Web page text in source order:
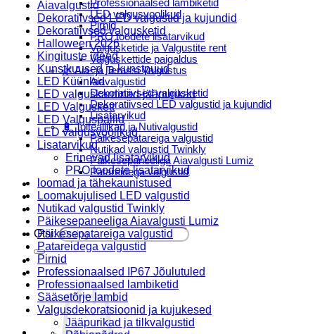
Professionaalsed lambiketid
LED valgusvoolikud
Pirnid
PRO toodete lisatarvikud
Valgusketide ja Valgustite rent
Valguskettide paigaldus
🌿 Aia- ja Terassi Valgustus
Aiavalgustid
Dekoratiivsed valgusketid
Dekoratiivsed LED valgustid ja kujundid
Lisatarvikud
🔋 Toiteallikad ja Nutivalgustid
Päikesepatareiga valgustid
Nutikad valgustid Twinkly
Päikesepaneeliga Aiavalgusti Lumiz
Patareidega valgustid
Päikeselaternad Lumiz
Valguskettide paigaldus
Blogi
Otsi:
Aiavalgustid
Dekoratiivsed LED valgustid ja kujundid
Dekoratiivsed valgusketid
Halloween 2026
Kingituste ideed
Kunstkuused ja kunstpuud
LED Küünlad
LED valguskardinad-jääpurikad
LED Valguskett
LED Valguspallid
LED valgusvoolikud
Lisatarvikud
Erinevad lisatarvikud
PRO toodete lisatarvikud
loomad ja tähekaunistused
Loomakujulised LED valgustid
Nutikad valgustid Twinkly
Päikesepaneeliga Aiavalgusti Lumiz
Päikesepatareiga valgustid
Patareidega valgustid
Pirnid
Professionaalsed IP67 Jõulutuled
Professionaalsed lambiketid
Sääsetõrje lambid
Valgusdekoratsioonid ja kujukesed
Jääpurikad ja tilkvalgustid